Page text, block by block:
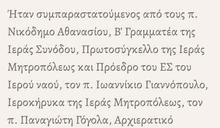
Ήταν συμπαραστατούμενος από τους π.
Νικόδημο Αθανασίου, Β’ Γραμματέα της
Ιεράς Συνόδου, Πρωτοσύγκελλο της Ιεράς
Μητροπόλεως και Πρόεδρο του ΕΣ του
Ιερού ναού, τον π. Ιωαννίκιο Γιαννόπουλο,
Ιεροκήρυκα της Ιεράς Μητροπόλεως, τον
π. Παναγιώτη Γόγολα, Αρχιερατικό